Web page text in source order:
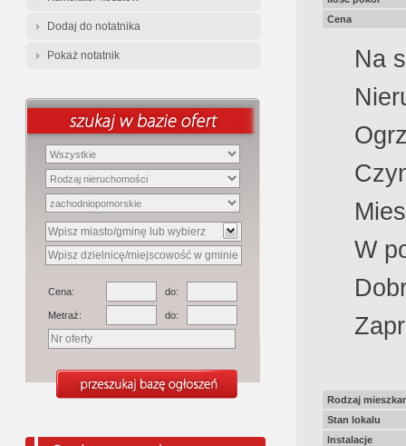
Dodaj do notatnika
Pokaż notatnik
Cena: do:
Metraż: do:
Cena
Na
W
Rodzaj
Stan lokalu
Instalacje